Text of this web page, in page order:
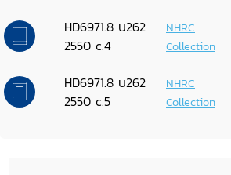
HD6971.8 บ262
2550 c.4
NHRC
Collection
HD6971.8 บ262
2550 c.5
NHRC
Collection